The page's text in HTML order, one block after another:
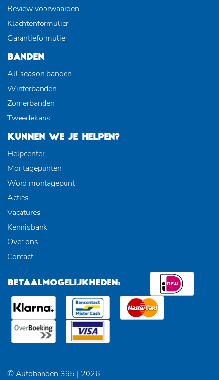
Review voorwaarden
Klachtenformulier
Garantieformulier
BANDEN
All season banden
Winterbanden
Zomerbanden
Tweedekans
KUNNEN WE JE HELPEN?
Helpcenter
Montagepunten
Word montagepunt
Acties
Vacatures
Kennisbank
Over ons
Contact
BETAALMOGELIJKHEDEN:
© Autobanden 365 | 2026